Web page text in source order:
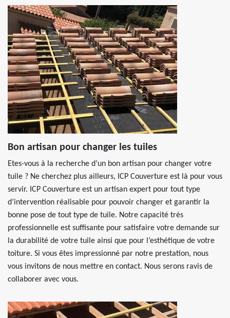
Bon artisan pour changer les tuiles
Etes-vous à la recherche d’un bon artisan pour changer votre
tuile ? Ne cherchez plus ailleurs, ICP Couverture est là pour vous
servir. ICP Couverture est un artisan expert pour tout type
d’intervention réalisable pour pouvoir changer et garantir la
bonne pose de tout type de tuile. Notre capacité très
professionnelle est suffisante pour satisfaire votre demande sur
la durabilité de votre tuile ainsi que pour l’esthétique de votre
toiture. Si vous êtes impressionné par notre prestation, nous
vous invitons de nous mettre en contact. Nous serons ravis de
collaborer avec vous.